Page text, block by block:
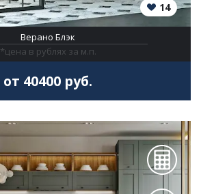
14
Верано Блэк
*цена в рублях за м.п.
от 40400 руб.